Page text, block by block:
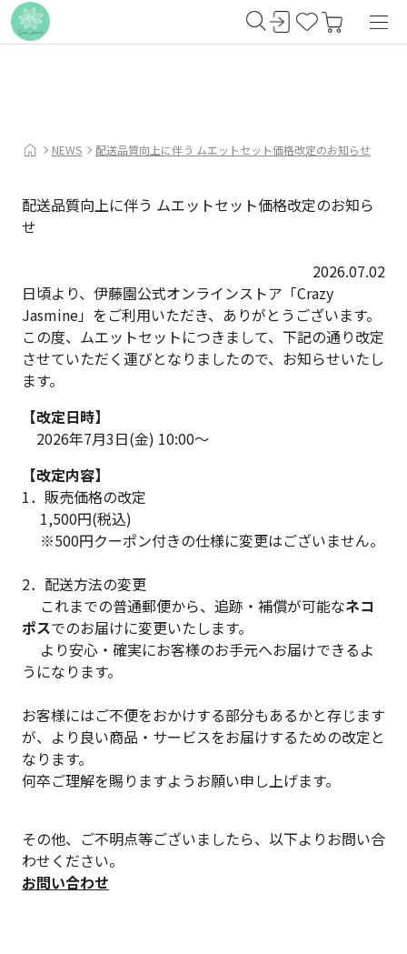
NEWS 配送品質向上に伴う ムエットセット価格改定のお知らせ
配送品質向上に伴う ムエットセット価格改定のお知ら
せ
2026.07.02
日頃より、伊藤園公式オンラインストア「Crazy
Jasmine」をご利用いただき、ありがとうございます。
この度、ムエットセットにつきまして、下記の通り改定
させていただく運びとなりましたので、お知らせいたし
ます。
【改定日時】
2026年7月3日(金) 10:00～
【改定内容】
1．販売価格の改定
1,500円(税込)
※500円クーポン付きの仕様に変更はございません。
2．配送方法の変更
これまでの普通郵便から、追跡・補償が可能なネコ
ポスでのお届けに変更いたします。
より安心・確実にお客様のお手元へお届けできるよ
うになります。
お客様にはご不便をおかけする部分もあるかと存じます
が、より良い商品・サービスをお届けするための改定と
なります。
何卒ご理解を賜りますようお願い申し上げます。
その他、ご不明点等ございましたら、以下よりお問い合
わせください。
お問い合わせ